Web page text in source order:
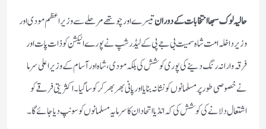
حالیہ لوک سبھا انتخابات کے دورانتیسرے اور چوتھے مرحلے سے وزیراعظم مودی اور
وزیر داخلہ امت شاہ سمیت بی جے پی کے لیڈرشپ نے پورے الیکشن کو ذات پات اور
فرقہ وارانہ رنگ دینے کی پوری کوشش کی بلکہ مودی ،شاہ اور آسام کے وزیراعلی سرما
نے خصوصی طور پر مسلمانوں کو نشانہ بنایا اور پانی بھر بھر کرکوساگیا۔اکثریتی فرقے کو
اشتعال دلانے کی کوشش کی کہ انڈیا اتحاد ان کا سرمایہ مسلمانوں کو سونپ دیا جائے گا۔